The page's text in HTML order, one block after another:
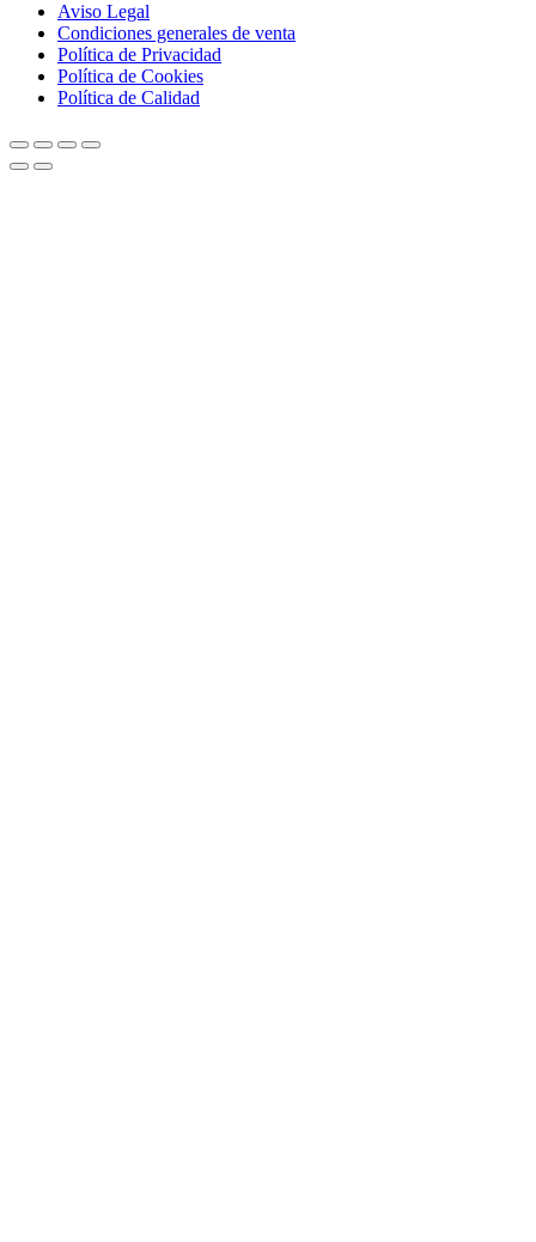
Aviso Legal
Condiciones generales de venta
Política de Privacidad
Política de Cookies
Política de Calidad